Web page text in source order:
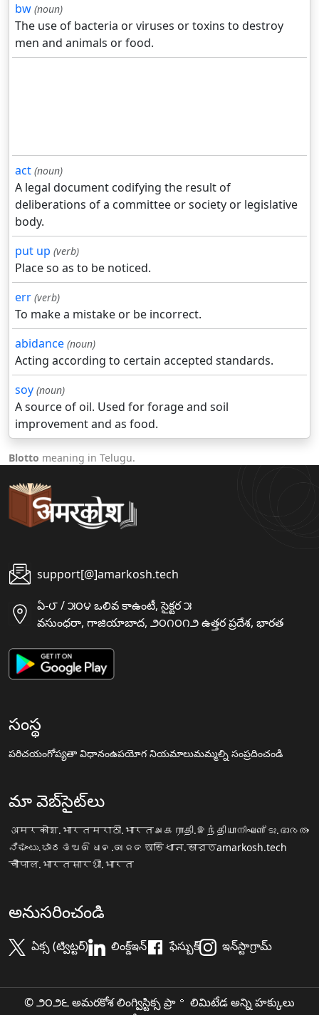
bw (noun)
The use of bacteria or viruses or toxins to destroy
men and animals or food.
act (noun)
A legal document codifying the result of
deliberations of a committee or society or legislative
body.
put up (verb)
Place so as to be noticed.
err (verb)
To make a mistake or be incorrect.
abidance (noun)
Acting according to certain accepted standards.
soy (noun)
A source of oil. Used for forage and soil
improvement and as food.
Blotto meaning in Telugu.
support[@]amarkosh.tech
ఏ-౮ / ౫౦౪ ఒలివ కాఉంటీ, సైక్టర ౫
వసుంధరా, గాజియాబాద, ౨౦౧౦౧౨ ఉత్తర ప్రదేశ, భారత
సంస్థ
పరిచయంగోప్యతా విధానంఉపయోగ నియమాలుమమ్మల్ని సంప్రదించండి
మా వెబ్‌సైట్‌లు
अमरकोश.भारतमराठी.भारतஅகராதி.இந்தியாനിഘണ്ടു.ഭാരതം
ನಿಘಂಟು.ಭಾರತ ଅଭିଧାନ.ଭାରତ অভিধান.ভারতamarkosh.tech
चौपाल.भारतसारथी.भारत
అనుసరించండి
ఏక్స (ట్విట్టర్) లింక్డ్ఇన్ ఫేస్బుక్ ఇన్‌స్టాగ్రామ్
© ౨౦౨౬ అమరకోశ లింగ్విస్టిక్స ప్రా॰ లిమిటేడ అన్ని హక్కులు